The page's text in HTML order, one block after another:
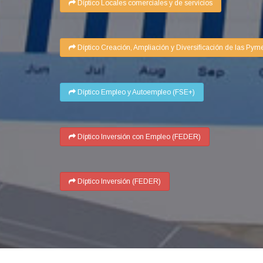
Díptico Locales comerciales y de servicios
Díptico Creación, Ampliación y Diversificación de las
Díptico Empleo y Autoempleo (FSE+)
Díptico Inversión con Empleo (FEDER)
Díptico Inversión (FEDER)